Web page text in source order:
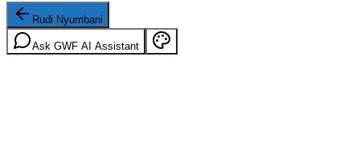
Rudi Nyumbani
Ask GWF AI Assistant